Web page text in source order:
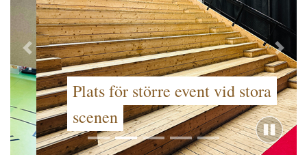
Plats för större event vid stora
scenen
Förra